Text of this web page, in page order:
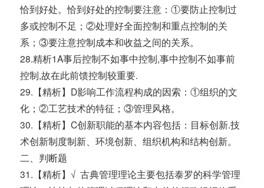
恰到好处。恰到好处的控制要注意：①要防止控制过
多或控制不足；②处理好全面控制和重点控制的关
系；③要注意控制成本和收益之间的关系。
28.精析1A事后控制不如事中控制,事中控制不如事前
控制,故在此前馈控制较重要.
29.【精析】D影响工作流程构成的因索：①组织的文
化；②工艺技术的特征；③管理风格。
30.【精析】C创新职能的基本内容包括：目标创新.技
术创新制度制新、环境创新、组织机构和结构创新。
二、判断题
31.【精析】√ 古典管理理论主要包括泰罗的科学管理